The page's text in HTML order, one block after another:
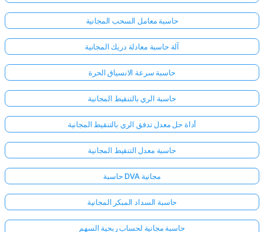
سجّل
الدخول
هنا!
الدعم:
حاسبة معامل السحب المجانية
آلة حاسبة معادلة دريك المجانية
حاسبة سرعة الانسياق الحرة
حاسبة الري بالتنقيط المجانية
أداة حل معدل تدفق الري بالتنقيط المجانية
حاسبة معدل التنقيط المجانية
حاسبة DVA مجانية
حاسبة السداد المبكر المجانية
حاسبة مجانية لحساب ربحية السهم